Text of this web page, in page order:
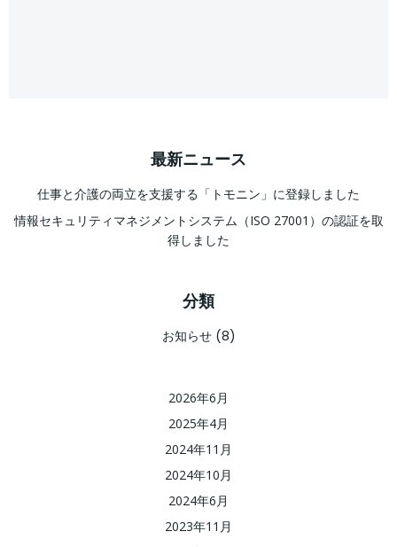
最新ニュース
仕事と介護の両立を支援する「トモニン」に登録しました
情報セキュリティマネジメントシステム（ISO 27001）の認証を取
得しました
分類
お知らせ(8)
2026年6月
2025年4月
2024年11月
2024年10月
2024年6月
2023年11月